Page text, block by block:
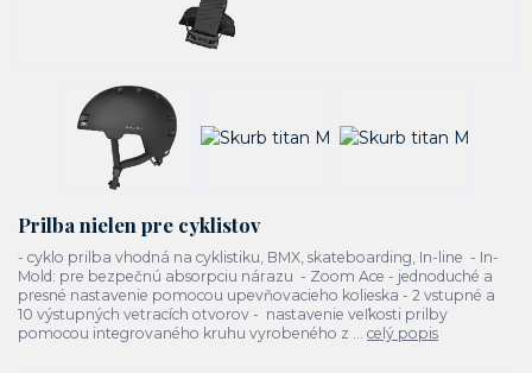
Prilba nielen pre cyklistov
- cyklo prilba vhodná na cyklistiku, BMX, skateboarding, In-line - In-
Mold: pre bezpečnú absorpciu nárazu - Zoom Ace - jednoduché a
presné nastavenie pomocou upevňovacieho kolieska - 2 vstupné a
10 výstupných vetracích otvorov - nastavenie veľkosti prilby
pomocou integrovaného kruhu vyrobeného z ... celý popis